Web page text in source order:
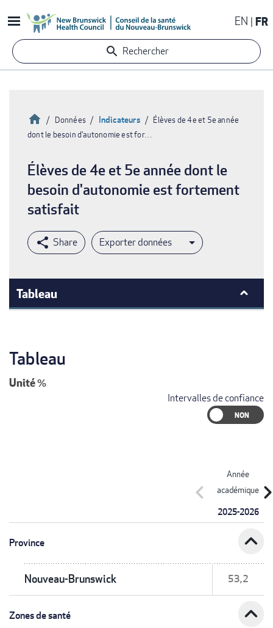
au
contenu
principal
EN FR
Rechercher
d'Ariane
Accueil
Données Indicateurs
Élèves de 4e et 5e année
dont le besoin d'autonomie est for…
Élèves de 4e et 5e année dont le
besoin d'autonomie est fortement
satisfait
Exporter données
Tableau
Tableau
Unité%
Intervalles de confiance
Année
académique
2025-2026
chevron_left
Province expand_less
Nouveau-Brunswick 53,2
Zones de santé expand_less